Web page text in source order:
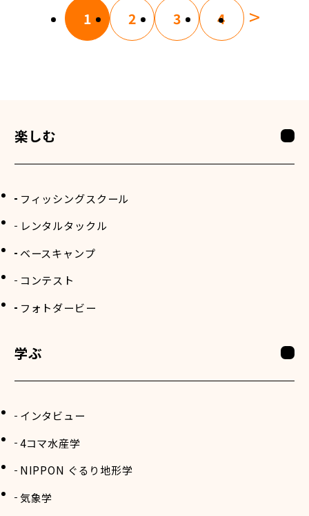
1 2 3 4 >
楽しむ
フィッシングスクール
レンタルタックル
ベースキャンプ
コンテスト
フォトダービー
学ぶ
インタビュー
4コマ水産学
NIPPON ぐるり地形学
気象学